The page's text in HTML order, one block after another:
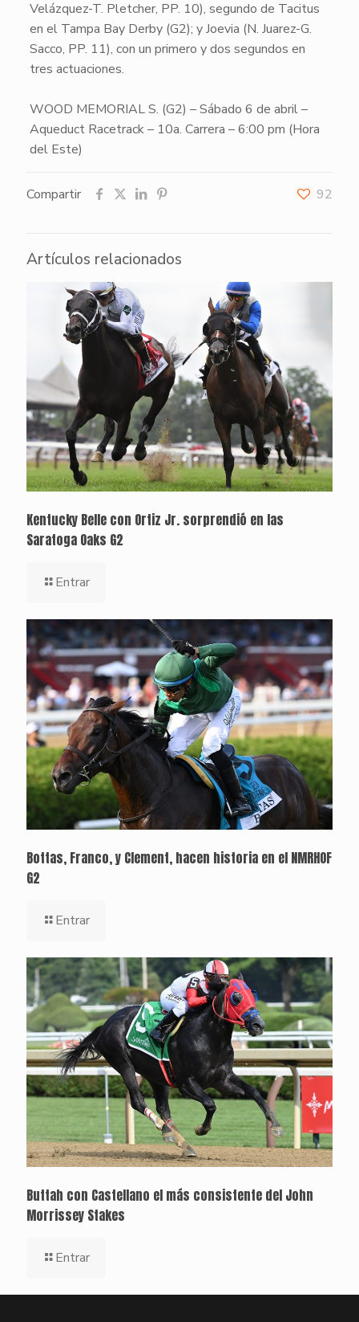
Velázquez-T. Pletcher, PP. 10), segundo de Tacitus
en el Tampa Bay Derby (G2); yJoevia (N. Juarez-G.
Sacco, PP. 11), con un primero y dos segundos en
tres actuaciones.
WOOD MEMORIAL S. (G2) – Sábado 6 de abril –
Aqueduct Racetrack – 10a. Carrera – 6:00 pm (Hora
del Este)
Compartir 92
Artículos relacionados
Kentucky Belle con Ortiz Jr. sorprendió en las
Saratoga Oaks G2
Entrar
Bottas, Franco, y Clement, hacen historia en el NMRHOF
G2
Entrar
Buttah con Castellano el más consistente del John
Morrissey Stakes
Entrar